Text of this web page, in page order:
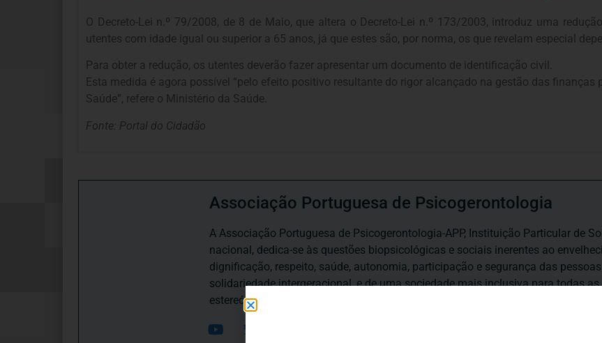
O Decreto-Lei n.º 79/2008, de 8 de Maio, que altera o Decreto-Lei n.º 173/2003, introduz uma
utentes com idade igual ou superior a 65 anos, já que estes são, por norma, os que revelam especial
Para obter a redução, os utentes deverão fazer apresentar um documento de identificação civil.
Esta medida é agora possível “pelo efeito positivo resultante do rigor alcançado na gestão das
Saúde”, refere o Ministério da Saúde.
Fonte: Portal do Cidadão
Associação Portuguesa de Psicogerontologia
A Associação Portuguesa de Psicogerontologia-APP, Instituição Particular de
nacional, dedica-se às questões biopsicológicas e sociais inerentes ao
dignificação, respeito, saúde, autonomia, participação e segurança das
solidariedade intergeracional, e de uma sociedade mais inclusiva para todas
estereótipos negativos relativamente à idade e ao envelhecimento.